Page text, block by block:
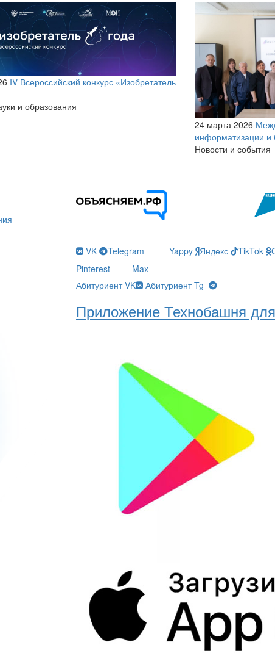
IV Всероссийский конкурс «Изобретатель
и образования
24 марта 2026
информатизации и
Новости и события
VK Telegram Yappy Яндекс TikTok
Pinterest
Max
Абитуриент VK
Абитуриент Tg
Приложение Технобашня